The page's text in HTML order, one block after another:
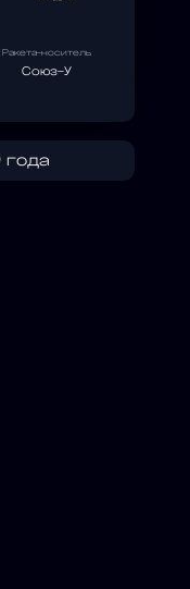
Ракета-носитель
Союз-У
года